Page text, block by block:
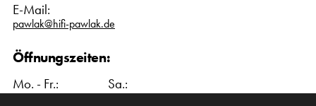
E-Mail:
pawlak@hifi-pawlak.de
Öffnungszeiten:
Mo. - Fr.: Sa.: